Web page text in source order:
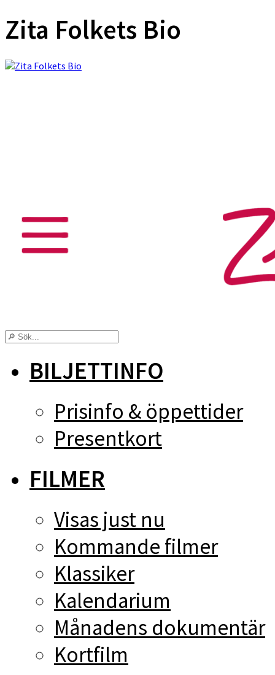
Zita Folkets Bio
BILJETTINFO
Prisinfo & öppettider
Presentkort
FILMER
Visas just nu
Kommande filmer
Klassiker
Kalendarium
Månadens dokumentär
Kortfilm